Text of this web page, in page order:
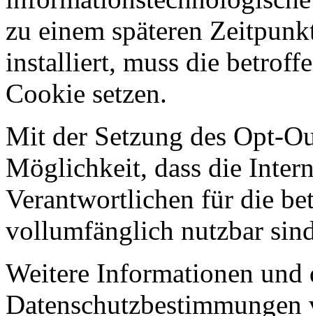
zu einem späteren
installiert, muss die
Cookie setzen.
Mit der Setzung des Opt-
Möglichkeit, dass die
Verantwortlichen für die
vollumfänglich nutzbar
Weitere Informationen und